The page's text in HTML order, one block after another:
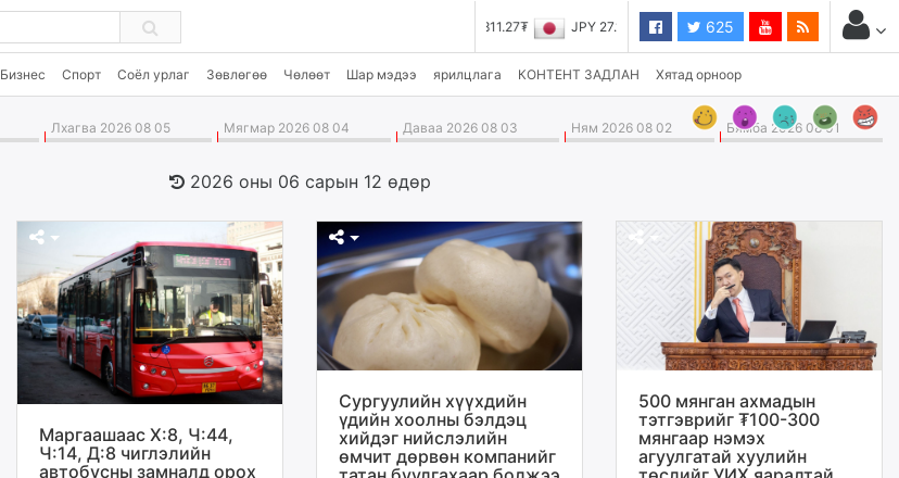
JPY 27.19₮ 625
Бизнес Спорт Соёл урлаг Зөвлөгөө Чөлөөт Шар мэдээ ярилцлага КОНТЕНТ ЗАДЛАН Хятад орноор
Лхагва 2026 08 05 Мягмар 2026 08 04 Даваа 2026 08 03 Ням 2026 08 02 Бямба 2026 08 01
2026 оны 06 сарын 12 өдөр
Маргаашаас Х:8, Ч:44,
Ч:14, Д:8 чиглэлийн
автобусны замналд орох
Сургуулийн хүүхдийн
үдийн хоолны бэлдэц
хийдэг нийслэлийн
өмчит дөрвөн компанийг
500 мянган ахмадын
тэтгэврийг ₮100-300
мянгаар нэмэх
агуулгатай хуулийн